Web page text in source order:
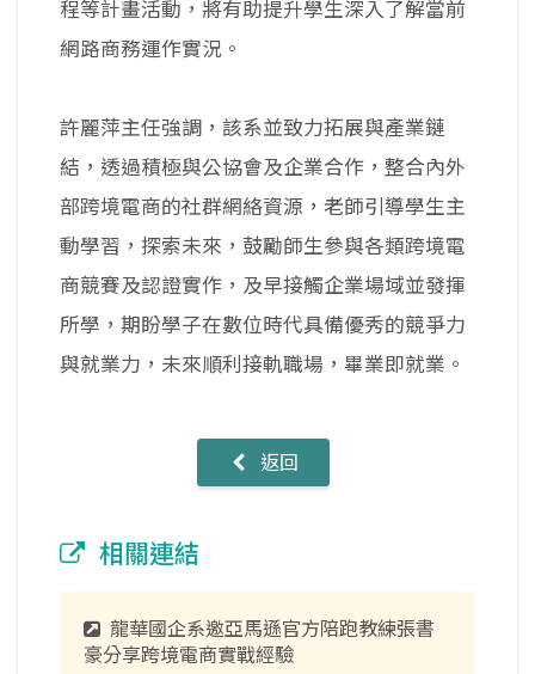
程等計畫活動，將有助提升學生深入了解當前
網路商務運作實況。
許麗萍主任強調，該系並致力拓展與產業鏈
結，透過積極與公協會及企業合作，整合內外
部跨境電商的社群網絡資源，老師引導學生主
動學習，探索未來，鼓勵師生參與各類跨境電
商競賽及認證實作，及早接觸企業場域並發揮
所學，期盼學子在數位時代具備優秀的競爭力
與就業力，未來順利接軌職場，畢業即就業。
返回
相關連結
龍華國企系邀亞馬遜官方陪跑教練張書
豪分享跨境電商實戰經驗